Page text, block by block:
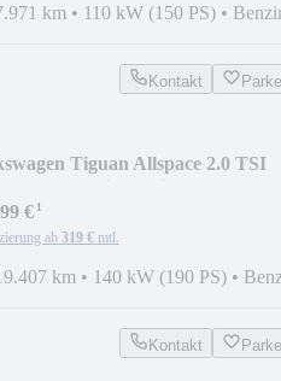
km • 110 kW (150 PS) •
Kontakt
Tiguan Allspace 2.0 TSI
€¹
ab 319 € mtl.
km • 140 kW (190 PS) •
Kontakt